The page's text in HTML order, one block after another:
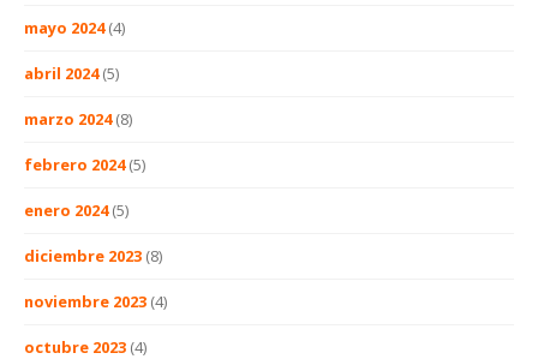
mayo 2024(4)
abril 2024(5)
marzo 2024(8)
febrero 2024(5)
enero 2024(5)
diciembre 2023 (8)
noviembre 2023 (4)
octubre 2023 (4)